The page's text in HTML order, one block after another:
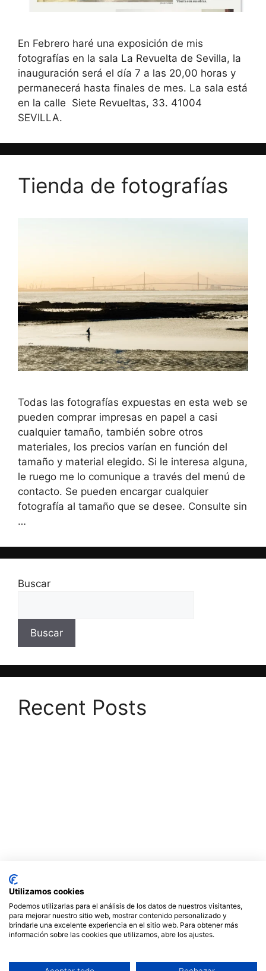
En Febrero haré una exposición de mis
fotografías en la sala La Revuelta de Sevilla, la
inauguración será el día 7 a las 20,00 horas y
permanecerá hasta finales de mes. La sala está
en la calle Siete Revueltas, 33. 41004
SEVILLA.
Tienda de fotografías
Todas las fotografías expuestas en esta web se
pueden comprar impresas en papel a casi
cualquier tamaño, también sobre otros
materiales, los precios varían en función del
tamaño y material elegido. Si le interesa alguna,
le ruego me lo comunique a través del menú de
contacto. Se pueden encargar cualquier
fotografía al tamaño que se desee. Consulte sin
…
Buscar
Buscar
Recent Posts
Recent Comments
Utilizamos cookies
Podemos utilizarlas para el análisis de los datos de nuestros visitantes,
para mejorar nuestro sitio web, mostrar contenido personalizado y
brindarle una excelente experiencia en el sitio web. Para obtener más
información sobre las cookies que utilizamos, abre los ajustes.